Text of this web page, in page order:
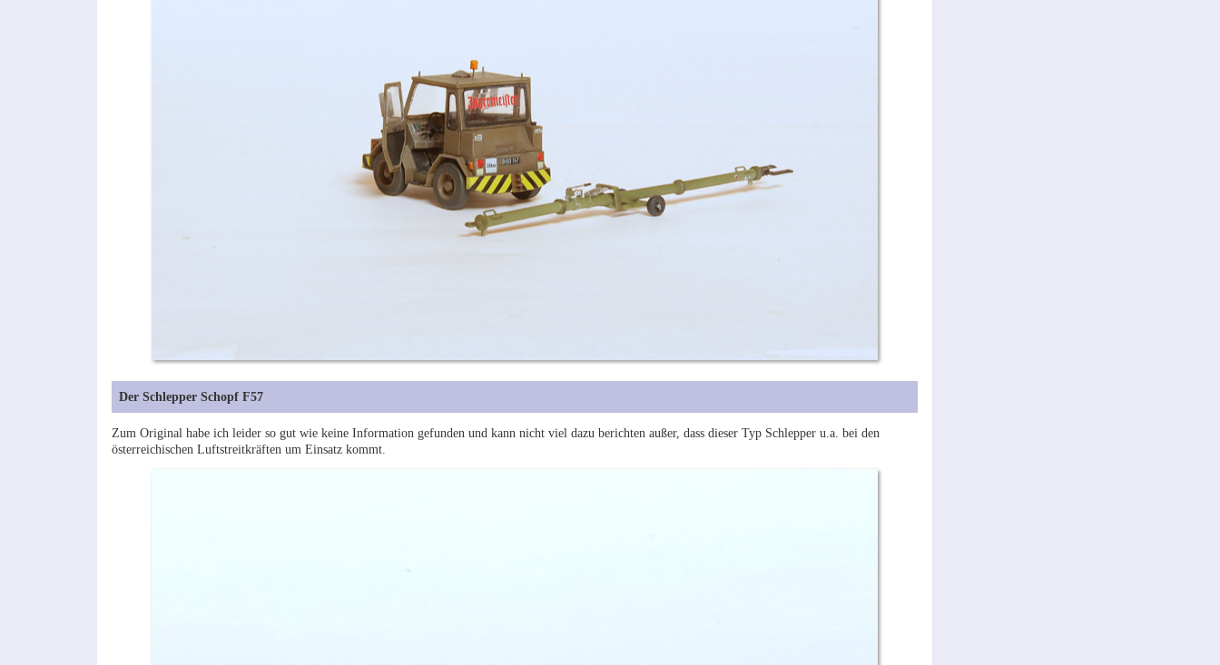
Der Schlepper Schopf F57
Zum Original habe ich leider so gut wie keine Information gefunden und kann nicht viel dazu berichten außer, dass dieser Typ Schlepper u.a. bei den
österreichischen Luftstreitkräften um Einsatz kommt.